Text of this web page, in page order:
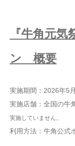
『牛角元
ン 概要
実施期間：2026年5
実施店舗：全国の牛
実施していません。
利用方法：牛角公式